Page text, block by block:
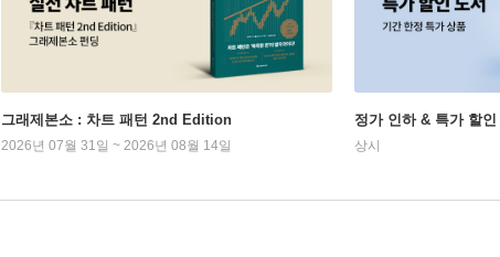
그래제본소 : 차트 패턴 2nd Edition
2026년 07월 31일 ~ 2026년 08월 14일
정가 인하 & 특가 할
상시